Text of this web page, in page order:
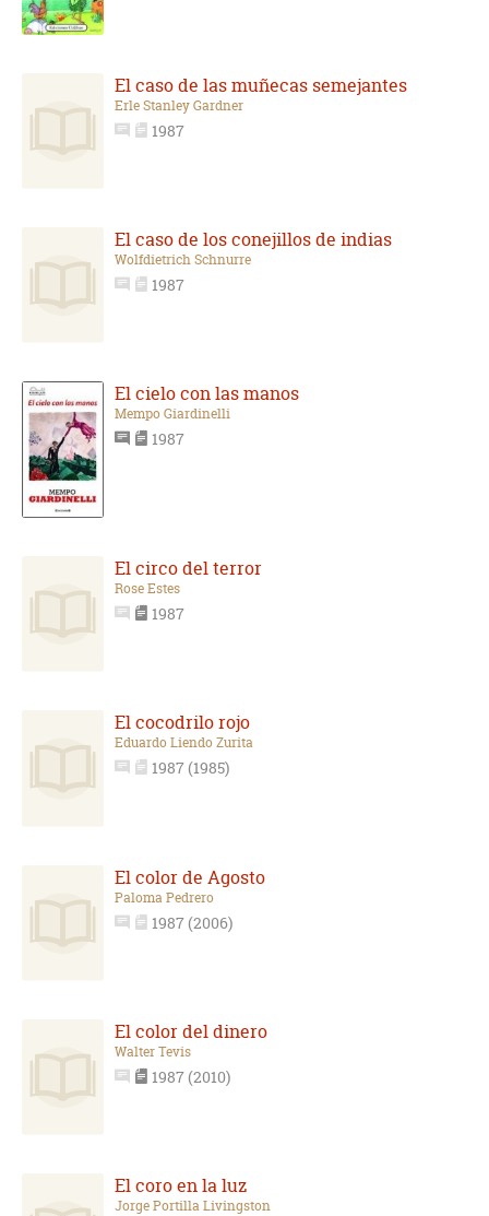
El caso de las muñecas semejantes
Erle Stanley Gardner
1987
El caso de los conejillos de indias
Wolfdietrich Schnurre
1987
El cielo con las manos
Mempo Giardinelli
1987
El circo del terror
Rose Estes
1987
El cocodrilo rojo
Eduardo Liendo Zurita
1987 (1985)
El color de Agosto
Paloma Pedrero
1987 (2006)
El color del dinero
Walter Tevis
1987 (2010)
El coro en la luz
Jorge Portilla Livingston